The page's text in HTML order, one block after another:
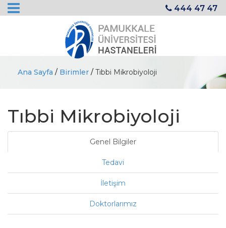
444 47 47
Ana Sayfa / Birimler / Tıbbi Mikrobiyoloji
Tıbbi Mikrobiyoloji
Genel Bilgiler
Tedavi
İletişim
Doktorlarımız